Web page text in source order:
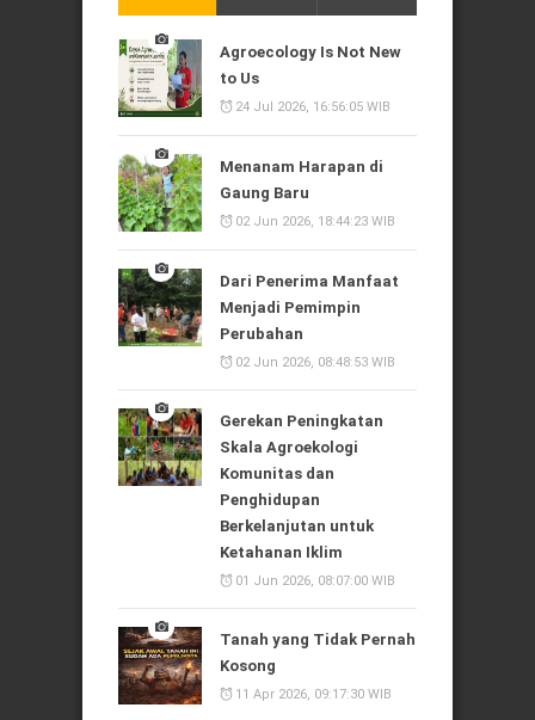
Agroecology Is Not New
to Us
24 Jul 2026, 16:56:05 WIB
Menanam Harapan di
Gaung Baru
02 Jun 2026, 18:44:23 WIB
Dari Penerima Manfaat
Menjadi Pemimpin
Perubahan
02 Jun 2026, 08:48:53 WIB
Gerekan Peningkatan
Skala Agroekologi
Komunitas dan
Penghidupan
Berkelanjutan untuk
Ketahanan Iklim
01 Jun 2026, 08:07:00 WIB
Tanah yang Tidak Pernah
Kosong
11 Apr 2026, 09:17:30 WIB